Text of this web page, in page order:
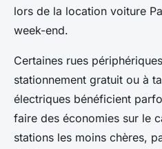
lors de la location voiture
week-end.
Certaines rues
stationnement gratuit ou à
électriques bénéficient
faire des économies sur le
stations les moins chères,